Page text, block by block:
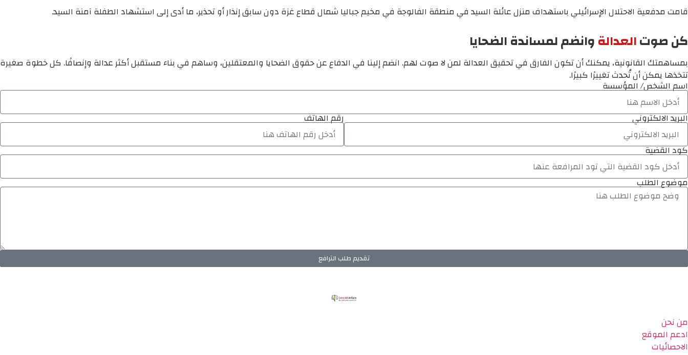
قامت مدفعية الاحتلال الإسرائيلي باستهداف منزل عائلة السيد في منطقة الفالوجة في مخيم جباليا شمال قطاع غزة دون سابق إنذار أو تحذير، ما أدى إلى استشهاد الطفلة آمنة السيد.
كن صوتالعدالةوانضم لمساندة الضحايا
بمساهمتك القانونية، يمكنك أن تكون الفارق في تحقيق العدالة لمن لا صوت لهم. انضم إلينا في الدفاع عن حقوق الضحايا والمعتقلين، وساهم في بناء مستقبل أكثر عدالة وإنصافًا. كل خطوة صغيرة
تتخذها يمكن أن تُحدث تغييرًا كبيرًا.
اسم الشخص/ المؤسسة
البريد الالكتروني رقم الهاتف
كود القضية
موضوع الطلب
تقديم طلب الترافع
من نحن
ادعم الموقع
الاحصائيات